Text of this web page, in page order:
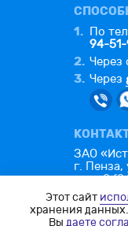
1. По
94-
2. Через
3. Через
ЗАО
г. Пенза,
тел.: 8
факс: 8
e-mail:
Этот сайт
хранения
Вы даете